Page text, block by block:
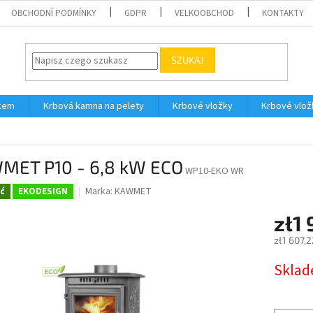
OBCHODNÍ PODMÍNKY GDPR VELKOOBCHOD KONTAKTY
SZUKAJ
Krbová kamna na pelety Krbové vložky Krbové
P10 - 6,8 kW ECO WP10-EKO WR
EKODESIGN Marka: KAWMET
zł1
zł1